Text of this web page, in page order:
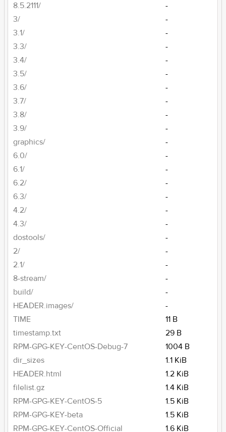
8.5.2111/
-
3/
-
3.1/
-
3.3/
-
3.4/
-
3.5/
-
3.6/
-
3.7/
-
3.8/
-
3.9/
-
graphics/
-
6.0/
-
6.1/
-
6.2/
-
6.3/
-
4.2/
-
4.3/
-
dostools/
-
2/
-
2.1/
-
8-stream/
-
build/
-
HEADER.images/
-
TIME
11 B
timestamp.txt
29 B
RPM-GPG-KEY-CentOS-Debug-7
1004 B
dir_sizes
1.1 KiB
HEADER.html
1.2 KiB
filelist.gz
1.4 KiB
RPM-GPG-KEY-CentOS-5
1.5 KiB
RPM-GPG-KEY-beta
1.5 KiB
RPM-GPG-KEY-CentOS-Official
1.6 KiB